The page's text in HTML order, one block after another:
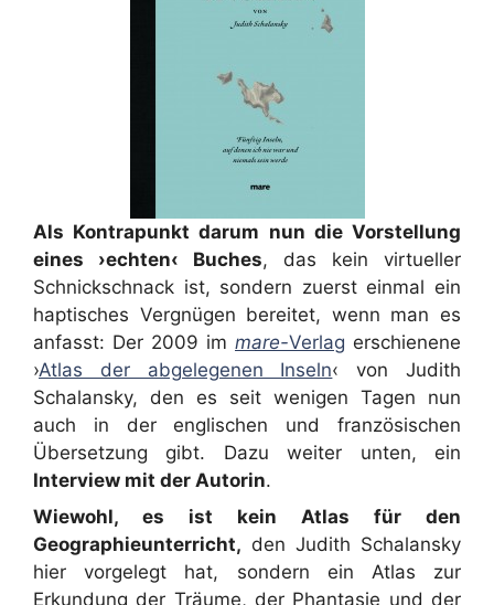
Als Kontrapunkt darum nun die Vorstellung
eines ›echten‹ Buches, das kein virtueller
Schnickschnack ist, sondern zuerst einmal ein
haptisches Vergnügen bereitet, wenn man es
anfasst: Der 2009 im mare-Verlag erschienene
›Atlas der abgelegenen Inseln‹ von Judith
Schalansky, den es seit wenigen Tagen nun
auch in der englischen und französischen
Übersetzung gibt. Dazu weiter unten, ein
Interview mit der Autorin.
Wiewohl, es ist kein Atlas für den
Geographieunterricht, den Judith Schalansky
hier vorgelegt hat, sondern ein Atlas zur
Erkundung der Träume, der Phantasie und der